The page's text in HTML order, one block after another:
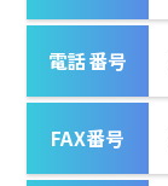
電話番号
FAX番号